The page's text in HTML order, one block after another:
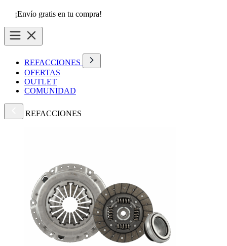
¡Envío gratis en tu compra!
REFACCIONES
OFERTAS
OUTLET
COMUNIDAD
REFACCIONES